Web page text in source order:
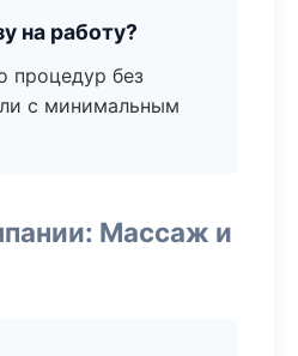
на работу?
процедур без
с минимальным
Массаж и